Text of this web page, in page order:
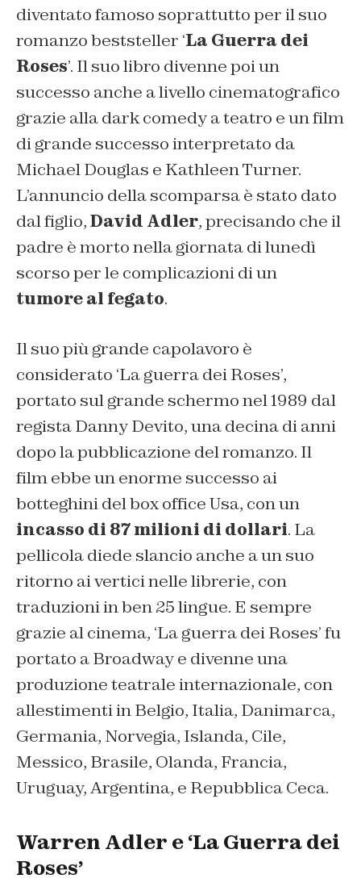
diventato famoso soprattutto per il suo
romanzo beststeller ‘La Guerra dei
Roses’. Il suo libro divenne poi un
successo anche a livello cinematografico
grazie alla dark comedy a teatro e un film
di grande successo interpretato da
Michael Douglas e Kathleen Turner.
L’annuncio della scomparsa è stato dato
dal figlio,David Adler, precisando che il
padre è morto nella giornata di lunedì
scorso per le complicazioni di un
tumore al fegato.
Il suo più grande capolavoro è
considerato ‘La guerra dei Roses’,
portato sul grande schermo nel 1989 dal
regista Danny Devito, una decina di anni
dopo la pubblicazione del romanzo. Il
film ebbe un enorme successo ai
botteghini del box office Usa, con un
incasso di 87 milioni di dollari. La
pellicola diede slancio anche a un suo
ritorno ai vertici nelle librerie, con
traduzioni in ben 25 lingue. E sempre
grazie al cinema, ‘La guerra dei Roses’ fu
portato a Broadway e divenne una
produzione teatrale internazionale, con
allestimenti in Belgio, Italia, Danimarca,
Germania, Norvegia, Islanda, Cile,
Messico, Brasile, Olanda, Francia,
Uruguay, Argentina, e Repubblica Ceca.
Warren Adler e ‘La Guerra dei
Roses’